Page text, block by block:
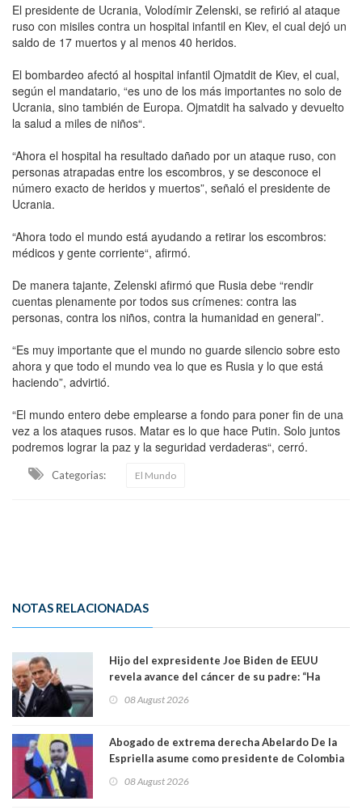
El presidente de Ucrania, Volodímir Zelenski, se refirió al ataque
ruso con misiles contra un hospital infantil en Kiev, el cual dejó un
saldo de 17 muertos y al menos 40 heridos.
El bombardeo afectó al hospital infantil Ojmatdit de Kiev, el cual,
según el mandatario, “es uno de los más importantes no solo de
Ucrania, sino también de Europa. Ojmatdit ha salvado y devuelto
la salud a miles de niños“.
“Ahora el hospital ha resultado dañado por un ataque ruso, con
personas atrapadas entre los escombros, y se desconoce el
número exacto de heridos y muertos”, señaló el presidente de
Ucrania.
“Ahora todo el mundo está ayudando a retirar los escombros:
médicos y gente corriente“, afirmó.
De manera tajante, Zelenski afirmó que Rusia debe “rendir
cuentas plenamente por todos sus crímenes: contra las
personas, contra los niños, contra la humanidad en general”.
“Es muy importante que el mundo no guarde silencio sobre esto
ahora y que todo el mundo vea lo que es Rusia y lo que está
haciendo”, advirtió.
“El mundo entero debe emplearse a fondo para poner fin de una
vez a los ataques rusos. Matar es lo que hace Putin. Solo juntos
podremos lograr la paz y la seguridad verdaderas“, cerró.
Categorias: El Mundo
NOTAS RELACIONADAS
Hijo del expresidente Joe Biden de EEUU
revela avance del cáncer de su padre: “Ha
08 August 2026
Abogado de extrema derecha Abelardo De la
Espriella asume como presidente de Colombia
08 August 2026